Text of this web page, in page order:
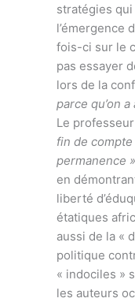
stratégies
l’émergence
fois-ci sur le
pas essayer
lors de la
parce qu’on
Le
fin de compte
permanence »
en
liberté
étatiques
aussi de la «
politique
« indociles »
les auteurs